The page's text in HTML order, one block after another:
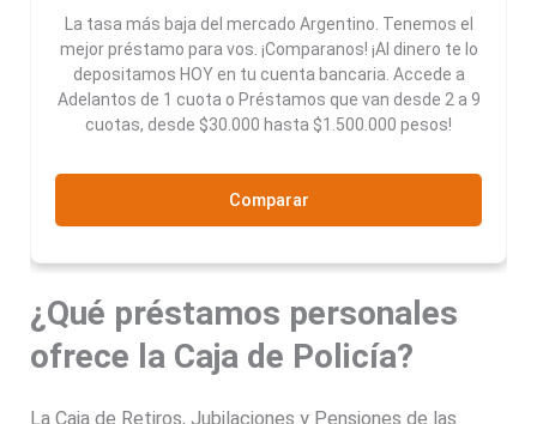
La tasa más baja del mercado Argentino. Tenemos el
mejor préstamo para vos. ¡Comparanos! ¡Al dinero te lo
depositamos HOY en tu cuenta bancaria. Accede a
Adelantos de 1 cuota o Préstamos que van desde 2 a 9
cuotas, desde $30.000 hasta $1.500.000 pesos!
Comparar
¿Qué préstamos personales
ofrece la Caja de Policía?
La Caja de Retiros, Jubilaciones y Pensiones de las